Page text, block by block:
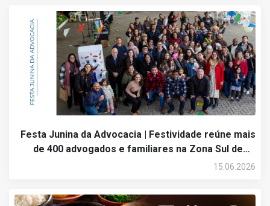
Festa Junina da Advocacia | Festividade reúne mais
de 400 advogados e familiares na Zona Sul de
15.06.2026